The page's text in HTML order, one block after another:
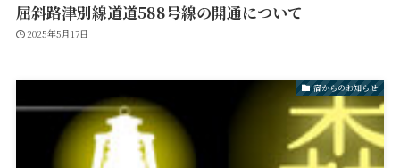
屈斜路津別線道道588号線の開通について
2025年5月17日
宿からのお知らせ